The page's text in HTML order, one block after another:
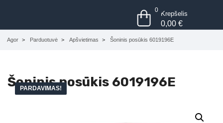
0 Krepšelis
0,00€
Agor Parduotuvė Apšvietimas Šoninis posūkis 6019196E
Šoninis posūkis 6019196E
PARDAVIMAS!